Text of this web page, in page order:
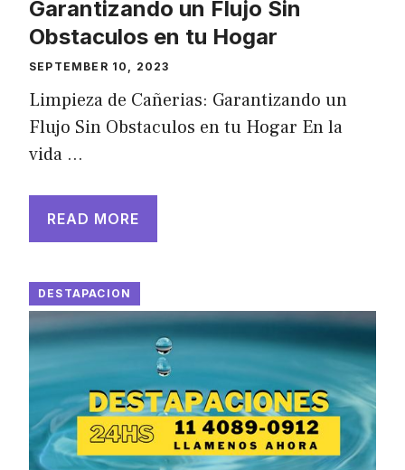
Garantizando un Flujo Sin
Obstaculos en tu Hogar
SEPTEMBER 10, 2023
Limpieza de Cañerias: Garantizando un
Flujo Sin Obstaculos en tu Hogar En la
vida …
READ MORE
DESTAPACION